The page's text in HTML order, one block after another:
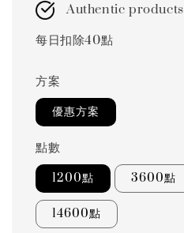
Authentic products
每日扣除40點
方案
優惠方案
點數
1200點 3600點
14600點